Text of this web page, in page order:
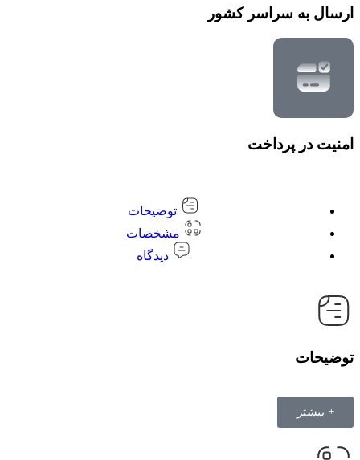
ارسال به سراسر کشور
امنیت در پرداخت
توضیحات
مشخصات
دیدگاه
توضیحات
+ بیشتر